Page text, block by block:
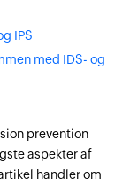
IPS
med IDS- og
prevention
aspekter af
handler om